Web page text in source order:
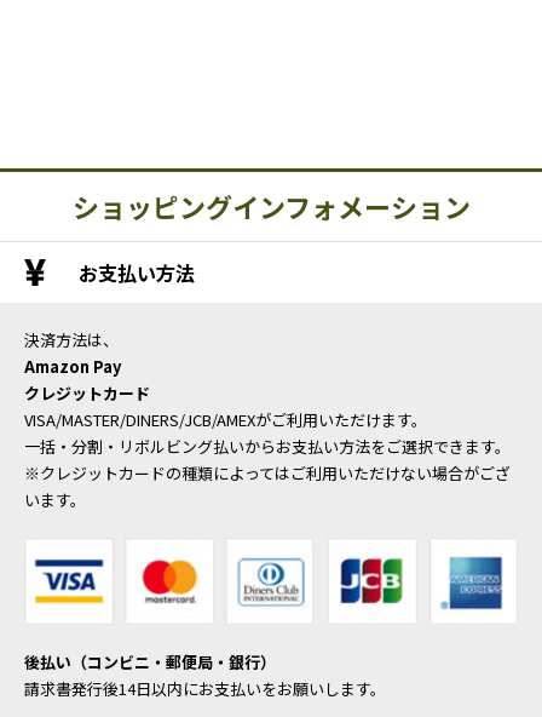
ショッピングインフォメーション
お支払い方法
決済方法は、
Amazon Pay
クレジットカード
VISA/MASTER/DINERS/JCB/AMEXがご利用いただけます。
一括・分割・リボルビング払いからお支払い方法をご選択できます。
※クレジットカードの種類によってはご利用いただけない場合がござ
います。
後払い（コンビニ・郵便局・銀行）
請求書発行後14日以内にお支払いをお願いします。